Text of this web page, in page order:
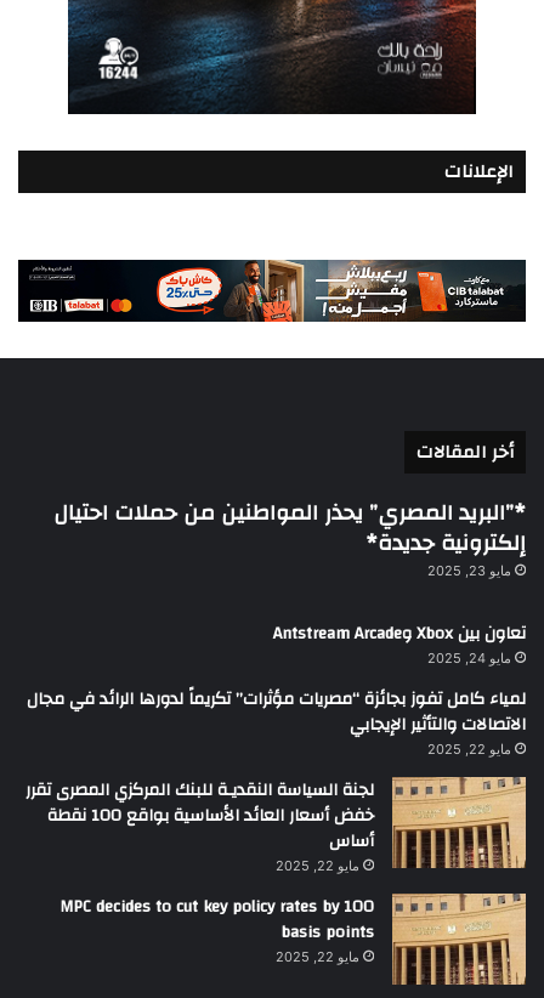
الإعلانات
أخر المقالات
*”البريد المصري” يحذر المواطنين من حملات احتيال
إلكترونية جديدة*
مايو 23, 2025
تعاون بين Xbox وAntstream Arcade
مايو 24, 2025
لمياء كامل تفوز بجائزة “مصريات مؤثرات” تكريماً لدورها الرائد في مجال
الاتصالات والتأثير الإيجابي
مايو 22, 2025
لجنة السياسة النقديـة للبنك المركزي المصرى تقرر
خفض أسعار العائد الأساسية بواقع 100 نقطة
أساس
مايو 22, 2025
MPC decides to cut key policy rates by 100
basis points
مايو 22, 2025